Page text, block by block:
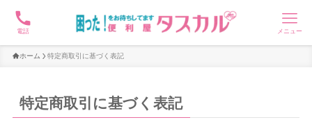
電話 メニュー
ホーム 特定商取引に基づく表記
特定商取引に基づく表記